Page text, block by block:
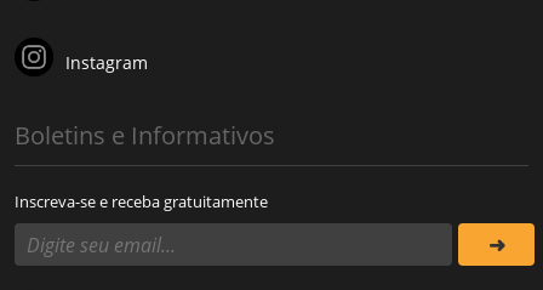
Instagram
Boletins e Informativos
Inscreva-se e receba gratuitamente